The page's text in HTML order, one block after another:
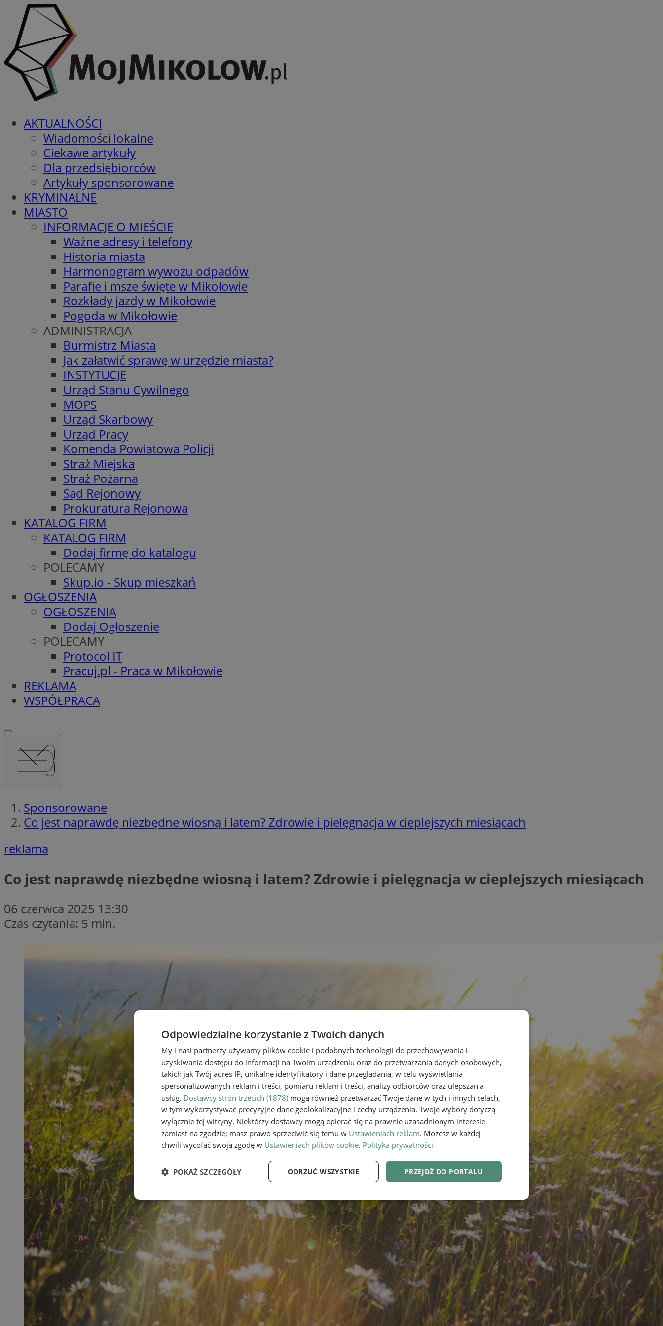
AKTUALNOŚCI
Wiadomości lokalne
Ciekawe artykuły
Dla przedsiębiorców
Artykuły sponsorowane
KRYMINALNE
MIASTO
INFORMACJE O MIEŚCIE
Ważne adresy i telefony
Historia miasta
Harmonogram wywozu odpadów
Parafie i msze święte w Mikołowie
Rozkłady jazdy w Mikołowie
Pogoda w Mikołowie
ADMINISTRACJA
Burmistrz Miasta
Jak załatwić sprawę w urzędzie miasta?
INSTYTUCJE
Urząd Stanu Cywilnego
MOPS
Urząd Skarbowy
Urząd Pracy
Komenda Powiatowa Policji
Straż Miejska
Straż Pożarna
Sąd Rejonowy
Prokuratura Rejonowa
KATALOG FIRM
KATALOG FIRM
Dodaj firmę do katalogu
POLECAMY
Skup.io - Skup mieszkań
OGŁOSZENIA
OGŁOSZENIA
Dodaj Ogłoszenie
POLECAMY
Protocol IT
Pracuj.pl - Praca w Mikołowie
REKLAMA
WSPÓŁPRACA
Sponsorowane
Co jest naprawdę niezbędne wiosną i latem? Zdrowie i pielęgnacja w cieplejszych miesiącach
reklama
Co jest naprawdę niezbędne wiosną i latem? Zdrowie i pielęgnacja w cieplejszych miesiącach
06 czerwca 2025 13:30
Czas czytania: 5 min.
Odpowiedzialne korzystanie z Twoich danych
My i nasi partnerzy używamy plików cookie i podobnych technologii do przechowywania i
uzyskiwania dostępu do informacji na Twoim urządzeniu oraz do przetwarzania danych osobowych,
takich jak Twój adres IP, unikalne identyfikatory i dane przeglądania, w celu wyświetlania
spersonalizowanych reklam i treści, pomiaru reklam i treści, analizy odbiorców oraz ulepszania
usług. Dostawcy stron trzecich (1878) mogą również przetwarzać Twoje dane w tych i innych celach,
w tym wykorzystywać precyzyjne dane geolokalizacyjne i cechy urządzenia. Twoje wybory dotyczą
wyłącznie tej witryny. Niektórzy dostawcy mogą opierać się na prawnie uzasadnionym interesie
zamiast na zgodzie; masz prawo sprzeciwić się temu w Ustawieniach reklam. Możesz w każdej
chwili wycofać swoją zgodę w Ustawieniach plików cookie. Polityka prywatności
PRZEJDŹ DO PORTALU
ODRZUĆ WSZYSTKIE
POKAŻ SZCZEGÓŁY
Niezbędne Wydajność Targetowanie Funkcjonalność
Niezbędne Targetowanie Funkcjonalność
Niezbędne pliki cookie umożliwiają korzystanie z podstawowych funkcji strony internetowej, takich jak logowanie użytkownika i
zarządzanie kontem. Bez niezbędnych plików cookie nie można prawidłowo korzystać ze strony internetowej.
Provider
Domena
przechowywania